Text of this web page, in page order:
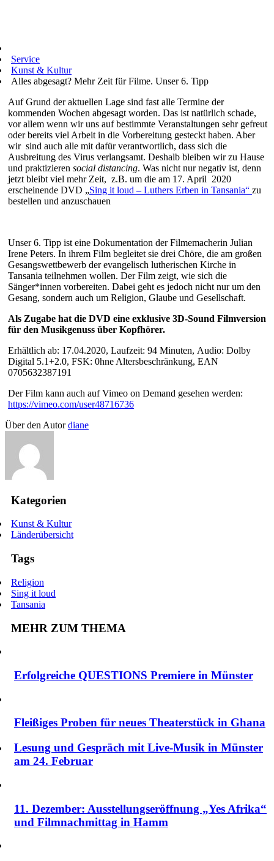
Service
Kunst & Kultur
Alles abgesagt? Mehr Zeit für Filme. Unser 6. Tipp
Auf Grund der aktuellen Lage sind fast alle Termine der
kommenden Wochen abgesagt worden. Das ist natürlich schade,
vor allem wenn wir uns auf bestimmte Veranstaltungen sehr gefreut
oder bereits viel Arbeit in die Vorbereitung gesteckt haben. Aber
wir sind auch alle mit dafür verantwortlich, dass sich die
Ausbreitung des Virus verlangsamt. Deshalb bleiben wir zu Hause
und praktizieren social distancing. Was nicht nur negativ ist, denn
jetzt bleibt viel mehr Zeit, z.B. um die am 17. April 2020
erscheinende DVD „Sing it loud – Luthers Erben in Tansania“ zu
bestellen und anzuschauen
Unser 6. Tipp ist eine Dokumentation der Filmemacherin Julian
Irene Peters. In ihrem Film begleitet sie drei Chöre, die am großen
Gesangswettbewerb der evangelisch lutherischen Kirche in
Tansania teilnehmen wollen. Der Film zeigt, wie sich die
Sänger*innen vorbereiten. Dabei geht es jedoch nicht nur um den
Gesang, sondern auch um Religion, Glaube und Gesellschaft.
Als Zugabe hat die DVD eine exklusive 3D-Sound Filmversion
für den Musikgenuss über Kopfhörer.
Erhältlich ab: 17.04.2020, Laufzeit: 94 Minuten, Audio: Dolby
Digital 5.1+2.0, FSK: 0hne Altersbeschränkung, EAN
0705632387191
Der Film kann auch auf Vimeo on Demand gesehen werden:
https://vimeo.com/user48716736
Über den Autordiane
Kategorien
Kunst & Kultur
Länderübersicht
Tags
Religion
Sing it loud
Tansania
MEHR ZUM THEMA
Erfolgreiche QUESTIONS Premiere in Münster
Fleißiges Proben für neues Theaterstück in Ghana
Lesung und Gespräch mit Live-Musik in Münster
am 24. Februar
11. Dezember: Ausstellungseröffnung „Yes Afrika“
und Filmnachmittag in Hamm